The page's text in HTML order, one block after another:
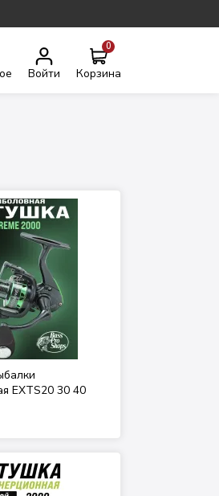
Войти
0
Корзина
EXTS20 30 40